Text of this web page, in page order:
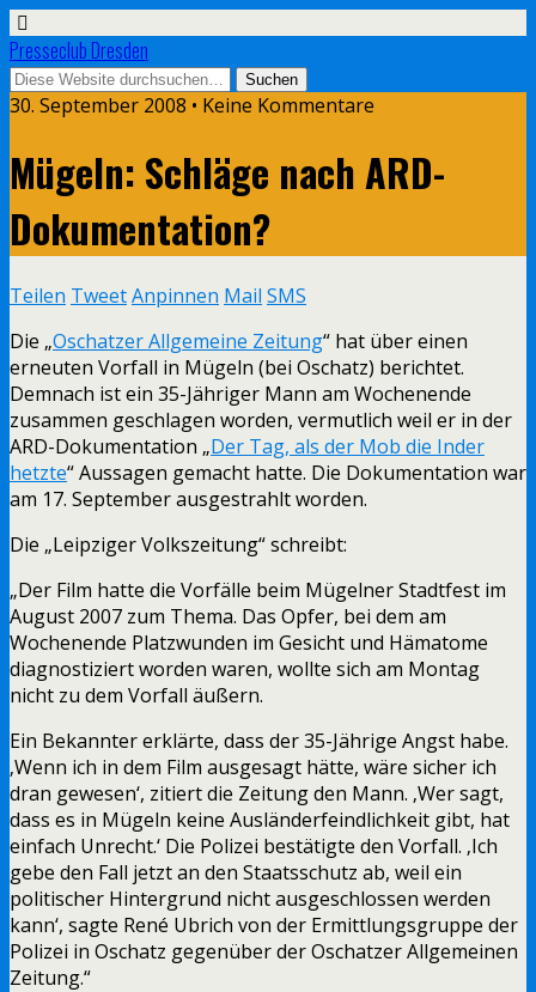
Presseclub Dresden
30. September 2008 • Keine Kommentare
Mügeln: Schläge nach ARD-
Dokumentation?
Teilen TweetAnpinnen Mail SMS
Die „Oschatzer Allgemeine Zeitung“ hat über einen
erneuten Vorfall in Mügeln (bei Oschatz) berichtet.
Demnach ist ein 35-Jähriger Mann am Wochenende
zusammen geschlagen worden, vermutlich weil er in der
ARD-Dokumentation „Der Tag, als der Mob die Inder
hetzte“ Aussagen gemacht hatte. Die Dokumentation war
am 17. September ausgestrahlt worden.
Die „Leipziger Volkszeitung“ schreibt:
„Der Film hatte die Vorfälle beim Mügelner Stadtfest im
August 2007 zum Thema. Das Opfer, bei dem am
Wochenende Platzwunden im Gesicht und Hämatome
diagnostiziert worden waren, wollte sich am Montag
nicht zu dem Vorfall äußern.
Ein Bekannter erklärte, dass der 35-Jährige Angst habe.
‚Wenn ich in dem Film ausgesagt hätte, wäre sicher ich
dran gewesen‘, zitiert die Zeitung den Mann. ‚Wer sagt,
dass es in Mügeln keine Ausländerfeindlichkeit gibt, hat
einfach Unrecht.‘ Die Polizei bestätigte den Vorfall. ‚Ich
gebe den Fall jetzt an den Staatsschutz ab, weil ein
politischer Hintergrund nicht ausgeschlossen werden
kann‘, sagte René Ubrich von der Ermittlungsgruppe der
Polizei in Oschatz gegenüber der Oschatzer Allgemeinen
Zeitung.“